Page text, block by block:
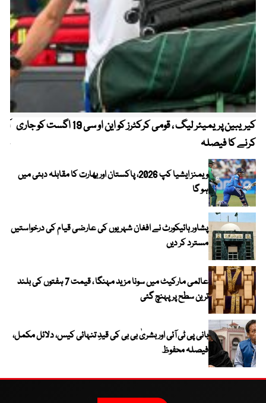
کیریبین پریمیئر لیگ ، قومی کرکٹرز کو این او سی 19 اگست کو جاری
کرنے کا فیصلہ
ویمنز ایشیا کپ 2026، پاکستان اور بھارت کا مقابلہ دبئی میں
ہو گا
پشاور ہائیکورٹ نے افغان شہریوں کی عارضی قیام کی درخواستیں
مسترد کر دیں
عالمی مارکیٹ میں سونا مزید مہنگا ، قیمت 7 ہفتوں کی بلند
ترین سطح پر پہنچ گئی
بانی پی ٹی آئی اور بشریٰ بی بی کی قیدِ تنہائی کیس، دلائل مکمل،
فیصلہ محفوظ